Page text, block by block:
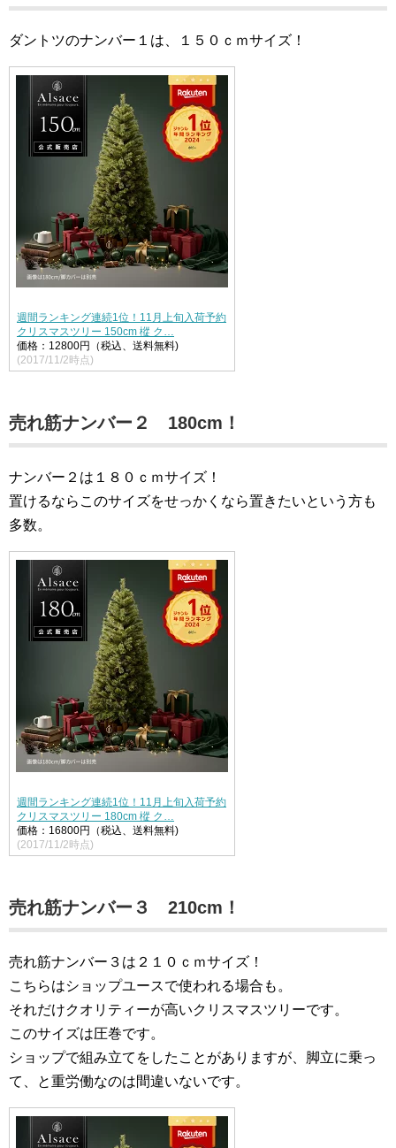
ダントツのナンバー１は、１５０ｃｍサイズ！
週間ランキング連続1位！11月上旬入荷予約
クリスマスツリー 150cm 樅 ク…
価格：12800円（税込、送料無料)
(2017/11/2時点)
売れ筋ナンバー２ 180cm！
ナンバー２は１８０ｃｍサイズ！
置けるならこのサイズをせっかくなら置きたいという方も
多数。
週間ランキング連続1位！11月上旬入荷予約
クリスマスツリー 180cm 樅 ク…
価格：16800円（税込、送料無料)
(2017/11/2時点)
売れ筋ナンバー３ 210cm！
売れ筋ナンバー３は２１０ｃｍサイズ！
こちらはショップユースで使われる場合も。
それだけクオリティーが高いクリスマスツリーです。
このサイズは圧巻です。
ショップで組み立てをしたことがありますが、脚立に乗っ
て、と重労働なのは間違いないです。